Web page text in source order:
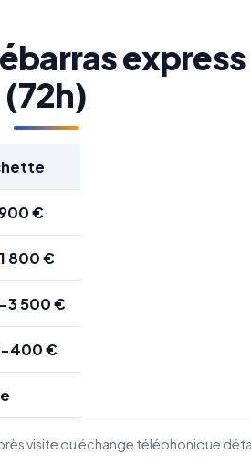
(72h)
€
800 €
3 500 €
400 €
visite ou échange téléphonique